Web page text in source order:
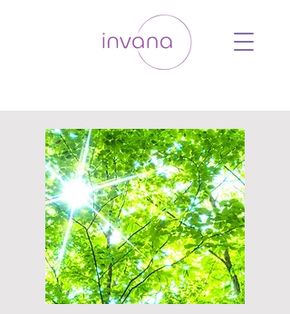
ガ 瞑想 栄養 医学 レッスン レクチャ
ー ​ストレス 免疫力 睡眠 メンタルヘル